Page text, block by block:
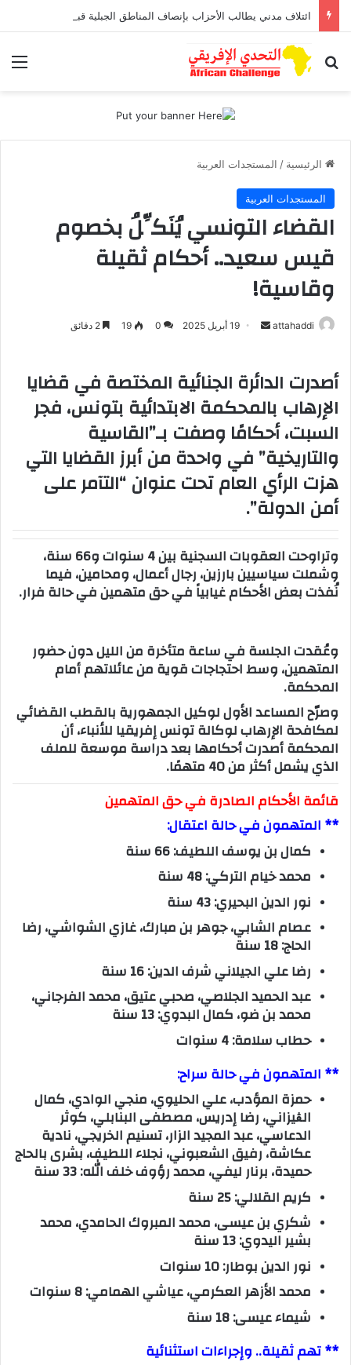
بحث عن
الرئيسية / المستجدات العربية
المستجدات العربية
القضاء التونسي يُنَكِّلُ بخصوم
قيس سعيد.. أحكام ثقيلة
وقاسية!
attahaddi
ل
ي
د
ل
ك
ر
و
19 أبريل 2025 0
19
أصدرت الدائرة الجنائية المختصة في قضايا
الإرهاب بالمحكمة الابتدائية بتونس، فجر
السبت، أحكامًا وصفت بـ”القاسية
والتاريخية” في واحدة من أبرز القضايا التي
هزت الرأي العام تحت عنوان “التآمر على
أمن الدولة”.
وتراوحت العقوبات السجنية بين 4 سنوات و66 سنة،
وشملت سياسيين بارزين، رجال أعمال، ومحامين، فيما
نُفذت بعض الأحكام غيابياً في حق متهمين في حالة فرار.
وعُقدت الجلسة في ساعة متأخرة من الليل دون حضور
المتهمين، وسط احتجاجات قوية من عائلاتهم أمام
المحكمة.
وصرّح المساعد الأول لوكيل الجمهورية بالقطب القضائي
لمكافحة الإرهاب لوكالة تونس إفريقيا للأنباء، أن
المحكمة أصدرت أحكامها بعد دراسة موسعة للملف
الذي يشمل أكثر من 40 متهمًا.
قائمة الأحكام الصادرة في حق المتهمين
** المتهمون في حالة اعتقال:
كمال بن يوسف اللطيف: 66 سنة
محمد خيام التركي: 48 سنة
نور الدين البحيري: 43 سنة
عصام الشابي، جوهر بن مبارك، غازي الشواشي، رضا
الحاج: 18 سنة
رضا علي الجيلاني شرف الدين: 16 سنة
عبد الحميد الجلاصي، صحبي عتيق، محمد الفرجاني،
محمد بن ضو، كمال البدوي: 13 سنة
حطاب سلامة: 4 سنوات
** المتهمون في حالة سراح:
حمزة المؤدب، علي الحليوي، منجي الوادي، كمال
الڨيزاني، رضا إدريس، مصطفى البنابلي، كوثر
الدعاسي، عبد المجيد الزار، تسنيم الخريجي، نادية
عكاشة، رفيق الشعبوني، نجلاء اللطيف، بشرى بالحاج
حميدة، برنار ليفي، محمد رؤوف خلف الله: 33 سنة
كريم القلالي: 25 سنة
شكري بن عيسى، محمد المبروك الحامدي، محمد
بشير اليدوي: 13 سنة
نور الدين بوطار: 10 سنوات
محمد الأزهر العكرمي، عياشي الهمامي: 8 سنوات
شيماء عيسى: 18 سنة
** تهم ثقيلة.. وإجراءات استثنائية